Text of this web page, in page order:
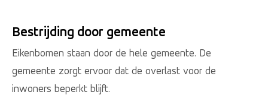
Bestrijding door gemeente
Eikenbomen staan door de hele gemeente. De
gemeente zorgt ervoor dat de overlast voor de
inwoners beperkt blijft.